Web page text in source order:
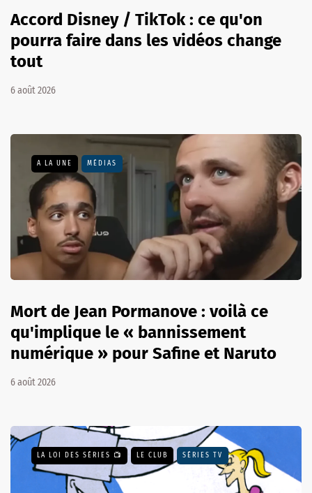
Accord Disney / TikTok : ce qu'on
pourra faire dans les vidéos change
tout
6 août 2026
A LA UNE MÉDIAS
Mort de Jean Pormanove : voilà ce
qu'implique le « bannissement
numérique » pour Safine et Naruto
6 août 2026
LA LOI DES SÉRIES 📺 LE CLUB SÉRIES TV